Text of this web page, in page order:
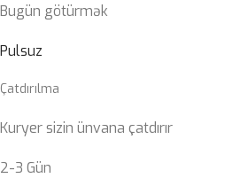
Bugün götürmək
Pulsuz
Çatdırılma
Kuryer sizin ünvana çatdırır
2-3 Gün